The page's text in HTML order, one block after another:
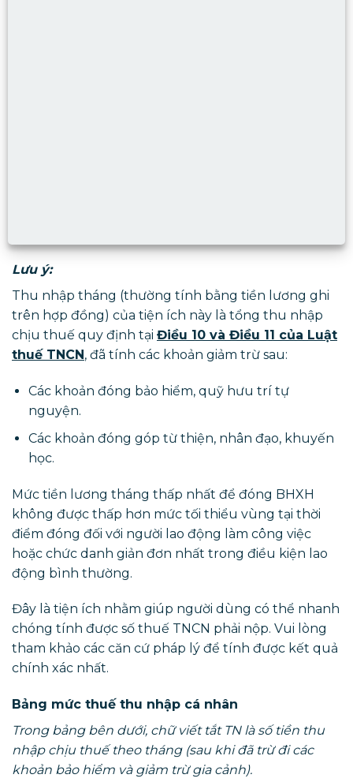
Lưu ý:
Thu nhập tháng (thường tính bằng tiền lương ghi
trên hợp đồng) của tiện ích này là tổng thu nhập
chịu thuế quy định tại Điều 10 và Điều 11 của Luật
thuế TNCN , đã tính các khoản giảm trừ sau:
Các khoản đóng bảo hiểm, quỹ hưu trí tự
nguyện.
Các khoản đóng góp từ thiện, nhân đạo, khuyến
học.
Mức tiền lương tháng thấp nhất để đóng BHXH
không được thấp hơn mức tối thiểu vùng tại thời
điểm đóng đối với người lao động làm công việc
hoặc chức danh giản đơn nhất trong điều kiện lao
động bình thường.
Đây là tiện ích nhằm giúp người dùng có thể nhanh
chóng tính được số thuế TNCN phải nộp. Vui lòng
tham khảo các căn cứ pháp lý để tính được kết quả
chính xác nhất.
Bảng mức thuế thu nhập cá nhân
Trong bảng bên dưới, chữ viết tắt TN là số tiền thu
nhập chịu thuế theo tháng (sau khi đã trừ đi các
khoản bảo hiểm và giảm trừ gia cảnh).